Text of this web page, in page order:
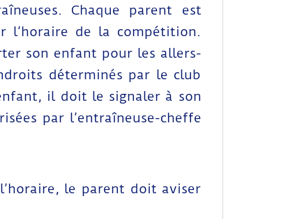
Chaque parent est
l’horaire de la compétition.
son enfant pour les allers-
déterminés par le club
il doit le signaler à son
par l’entraîneuse-cheffe
le parent doit aviser